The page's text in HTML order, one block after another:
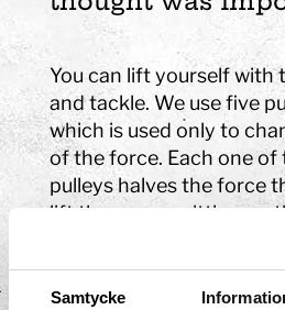
Samtycke
You can lift yourself with
and tackle. We use five
which is used only to
of the force. Each one
pulleys halves the force
lift the person sitting on
means that you only
sixteenth of your weight,
pull the rope a distance